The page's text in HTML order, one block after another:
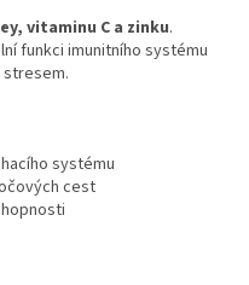
vitaminu C a zinku.
funkci imunitního systému
stresem.
systému
cest